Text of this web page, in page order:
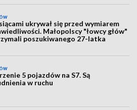
ukrywał się przed wymiarem
Małopolscy "łowcy głów"
poszukiwanego 27-latka
5 pojazdów na S7. Są
w ruchu